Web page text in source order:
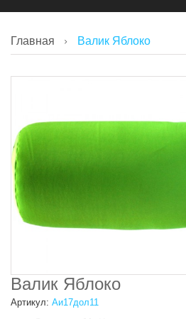
Главная Валик Яблоко
Валик Яблоко
Артикул: Аи17дол11